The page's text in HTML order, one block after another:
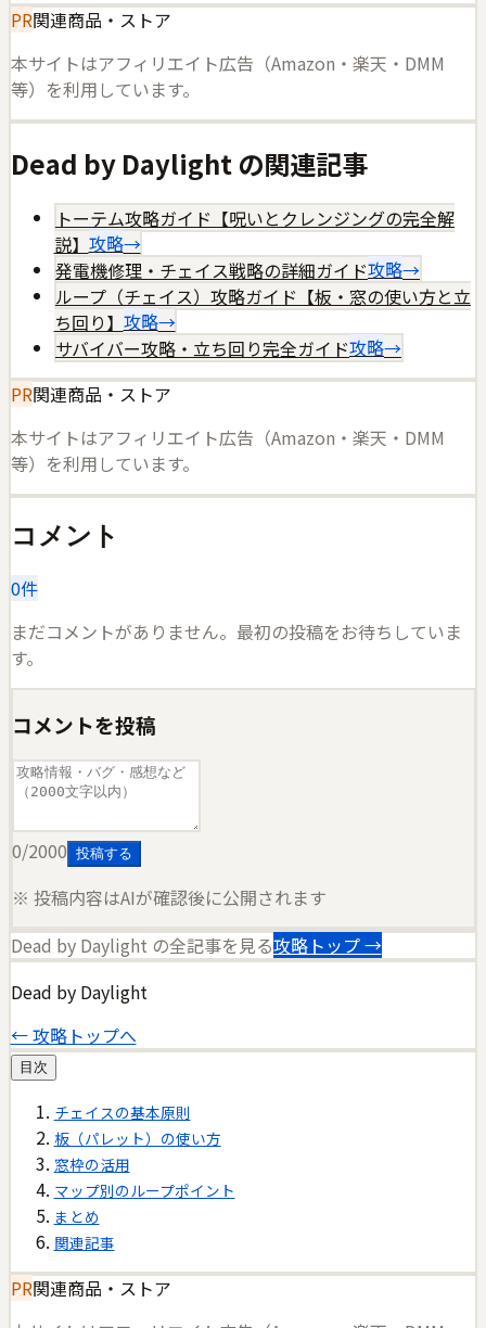
PR関連商品・ストア
本サイトはアフィリエイト広告（Amazon・楽天・DMM
等）を利用しています。
Dead by Daylightの関連記事
トーテム攻略ガイド【呪いとクレンジングの完全解
説】 攻略→
発電機修理・チェイス戦略の詳細ガイド攻略→
ループ（チェイス）攻略ガイド【板・窓の使い方と立
ち回り】 攻略→
サバイバー攻略・立ち回り完全ガイド攻略→
PR関連商品・ストア
本サイトはアフィリエイト広告（Amazon・楽天・DMM
等）を利用しています。
コメント
0件
まだコメントがありません。最初の投稿をお待ちしていま
す。
コメントを投稿
0/2000 投稿する
※ 投稿内容はAIが確認後に公開されます
Dead by Daylight の全記事を見る攻略トップ →
Dead by Daylight
← 攻略トップへ
目次
チェイスの基本原則
板（パレット）の使い方
窓枠の活用
マップ別のループポイント
まとめ
関連記事
PR関連商品・ストア